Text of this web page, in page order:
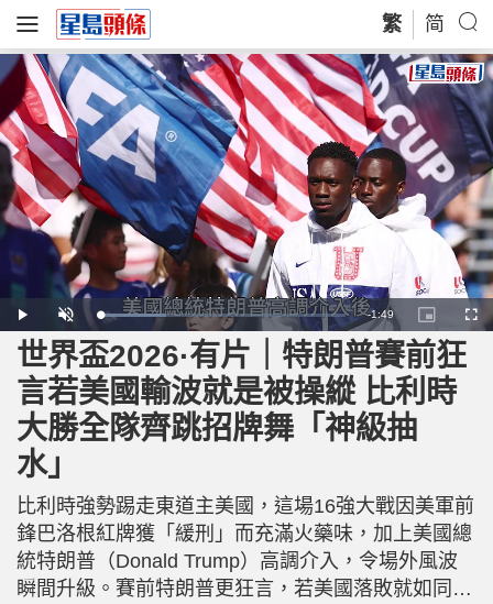
繁 简
P
l
a
y
U
n
m
u
e
L
o
d
e
d
:
2
7
.
2
1
R
e
a
i
i
n
g
-1:49
P
i
c
u
r
e
r
e
F
u
世界盃2026·有片｜特朗普賽前狂
言若美國輸波就是被操縱 比利時
大勝全隊齊跳招牌舞「神級抽
水」
比利時強勢踢走東道主美國，這場16強大戰因美軍前
鋒巴洛根紅牌獲「緩刑」而充滿火藥味，加上美國總
統特朗普（Donald Trump）高調介入，令場外風波
瞬間升級。賽前特朗普更狂言，若美國落敗就如同